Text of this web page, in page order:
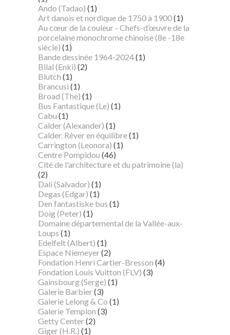
Ando (Tadao) (1)
Art danois et nordique de 1750 à 1900(1)
Au cœur de la couleur - Chefs-d’œuvre de la
porcelaine monochrome chinoise (8e -18e
siècle) (1)
Bande dessinée 1964-2024(1)
Bilal (Enki) (2)
Blutch (1)
Brancusi (1)
Broad (The) (1)
Bus Fantastique (Le) (1)
Cabu (1)
Calder (Alexander) (1)
Calder. Rêver en équilibre(1)
Carrington (Leonora) (1)
Centre Pompidou (46)
Cité de l'architecture et du patrimoine (la)
(2)
Dalí (Salvador) (1)
Degas (Edgar) (1)
Den fantastiske bus (1)
Doig (Peter) (1)
Domaine départemental de la Vallée-aux-
Loups (1)
Edelfelt (Albert) (1)
Espace Niemeyer(2)
Fondation Henri Cartier-Bresson (4)
Fondation Louis Vuitton (FLV) (3)
Gainsbourg (Serge) (1)
Galerie Barbier(3)
Galerie Lelong & Co (1)
Galerie Templon (3)
Getty Center(2)
Giger (H.R.) (1)